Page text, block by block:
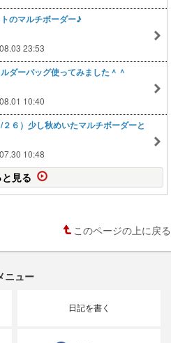
のマルチボーダー♪
23:53
ダーバッグ使ってみました＾＾
10:40
２６）少し秋めいたマルチボーダーと
10:48
と見る
このページの上に戻る
ニュー
日記を書く